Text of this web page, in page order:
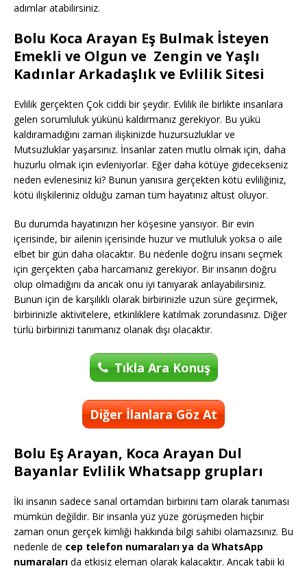
adımlar atabilirsiniz.
Bolu Koca Arayan Eş Bulmak İsteyen
Emekli ve Olgun ve Zengin ve Yaşlı
Kadınlar Arkadaşlık ve Evlilik Sitesi
Evlilik gerçekten Çok ciddi bir şeydir. Evlilik ile birlikte insanlara
gelen sorumluluk yükünü kaldırmanız gerekiyor. Bu yükü
kaldıramadığını zaman ilişkinizde huzursuzluklar ve
Mutsuzluklar yaşarsınız. İnsanlar zaten mutlu olmak için, daha
huzurlu olmak için evleniyorlar. Eğer daha kötüye gidecekseniz
neden evlenesiniz ki? Bunun yanısıra gerçekten kötü evliliğiniz,
kötü ilişkileriniz olduğu zaman tüm hayatınız altüst oluyor.
Bu durumda hayatınızın her köşesine yansıyor. Bir evin
içerisinde, bir ailenin içerisinde huzur ve mutluluk yoksa o aile
elbet bir gün daha olacaktır. Bu nedenle doğru insanı seçmek
için gerçekten çaba harcamanız gerekiyor. Bir insanın doğru
olup olmadığını da ancak onu iyi tanıyarak anlayabilirsiniz.
Bunun için de karşılıklı olarak birbirinizle uzun süre geçirmek,
birbirinizle aktivitelere, etkinliklere katılmak zorundasınız. Diğer
türlü birbirinizi tanımanız olanak dışı olacaktır.
Tıkla Ara Konuş
Diğer İlanlara Göz At
Bolu Eş Arayan, Koca Arayan Dul
Bayanlar Evlilik Whatsapp grupları
İki insanın sadece sanal ortamdan birbirini tam olarak tanıması
mümkün değildir. Bir insanla yüz yüze görüşmeden hiçbir
zaman onun gerçek kimliği hakkında bilgi sahibi olamazsınız. Bu
nedenle de cep telefon numaraları ya da WhatsApp
numaraları da etkisiz eleman olarak kalacaktır. Ancak tabii ki